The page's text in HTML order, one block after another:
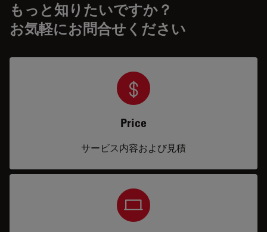
もっと知りたいですか？
お気軽にお問合せください
Price
サービス内容および見積